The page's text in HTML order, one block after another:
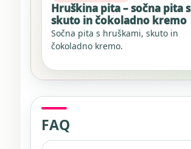
Hruškina pita – sočna pita s
skuto in čokoladno kremo
Sočna pita s hruškami, skuto in
čokoladno kremo.
FAQ